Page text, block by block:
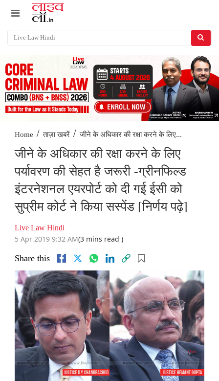
Home / ताज़ा खबरें / जीने के अधिकार की रक्षा करने के लिए...
जीने के अधिकार की रक्षा करने के लिए
पर्यावरण की सेहत है जरूरी -ग्रीनफिल्ड
इंटरनेशनल एयरपोर्ट को दी गई ईसी को
सुप्रीम कोर्ट ने किया सस्पेंड [निर्णय पढ़े]
Live Law Hindi
5 Apr 2019 9:32 AM(3 mins read )
Share this